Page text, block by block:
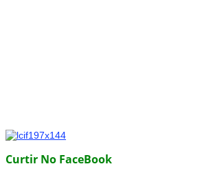
Curtir No FaceBook